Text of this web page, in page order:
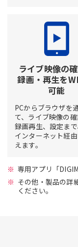
ライブ映像の確
録画・再生を
可能
PCからブラウザを
て、ライブ映像の
録画再生、設定ま
インターネット経
えます。
専用アプリ「
その他・製品の詳
ください。